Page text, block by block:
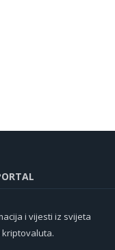
i vijesti iz svijeta